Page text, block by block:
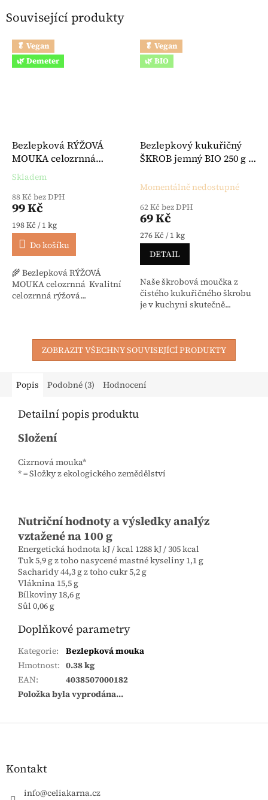
Související produkty
🥬 Vegan
🌿 Demeter
Bezlepková RÝŽOVÁ
MOUKA celozrnná
Demeter BIO 500 g -
Průměrné hodnocení produktu je 5,0 z 5 hvězdiček.
Skladem
88 Kč bez DPH
99 Kč
Měrná cena:
198 Kč / 1 kg
Do košíku
🌾 Bezlepková RÝŽOVÁ
MOUKA celozrnná Kvalitní
celozrnná rýžová...
🥬 Vegan
🌿 BIO
Bezlepkový kukuřičný
ŠKROB jemný BIO 250 g -
Momentálně nedostupné
62 Kč bez DPH
69 Kč
Měrná cena:
276 Kč / 1 kg
DETAIL
Naše škrobová moučka z
čistého kukuřičného škrobu
je v kuchyni skutečně...
ZOBRAZIT VŠECHNY SOUVISEJÍCÍ PRODUKTY
Popis Podobné (3) Hodnocení
Detailní popis produktu
Složení
Cizrnová mouka*
* = Složky z ekologického zemědělství
Nutriční hodnoty a výsledky analýz
vztažené na 100 g
Energetická hodnota kJ / kcal 1288 kJ / 305 kcal
Tuk 5,9 g z toho nasycené mastné kyseliny 1,1 g
Sacharidy 44,3 g z toho cukr 5,2 g
Vláknina 15,5 g
Bílkoviny 18,6 g
Sůl 0,06 g
Doplňkové parametry
Kategorie:
Bezlepková mouka
Hmotnost: 0.38 kg
EAN:
4038507000182
Položka byla vyprodána…
Zápatí
Kontakt
info@celiakarna.cz